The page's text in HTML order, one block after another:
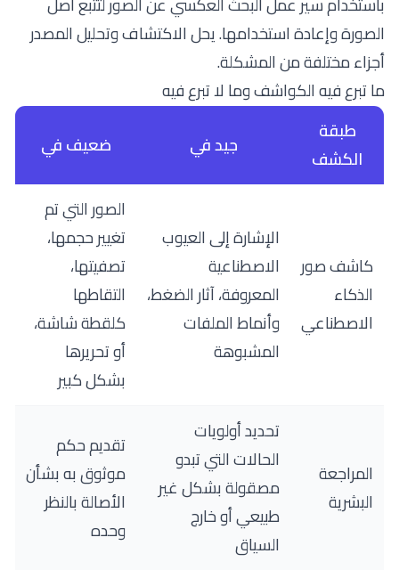
الصورة وإعادة استخدامها. يحل الاكتشاف وتحليل المصدر
أجزاء مختلفة من المشكلة.
ما تبرع فيه الكواشف وما لا تبرع فيه
طبقة
الكشف
جيد في ضعيف في
كاشف صور
الذكاء
الاصطناعي
الإشارة إلى العيوب
الاصطناعية
المعروفة، آثار الضغط،
وأنماط الملفات
المشبوهة
الصور التي تم
تغيير حجمها،
تصفيتها،
التقاطها
كلقطة شاشة،
أو تحريرها
بشكل كبير
المراجعة
البشرية
تحديد أولويات
الحالات التي تبدو
مصقولة بشكل غير
طبيعي أو خارج
السياق
تقديم حكم
موثوق به بشأن
الأصالة بالنظر
وحده